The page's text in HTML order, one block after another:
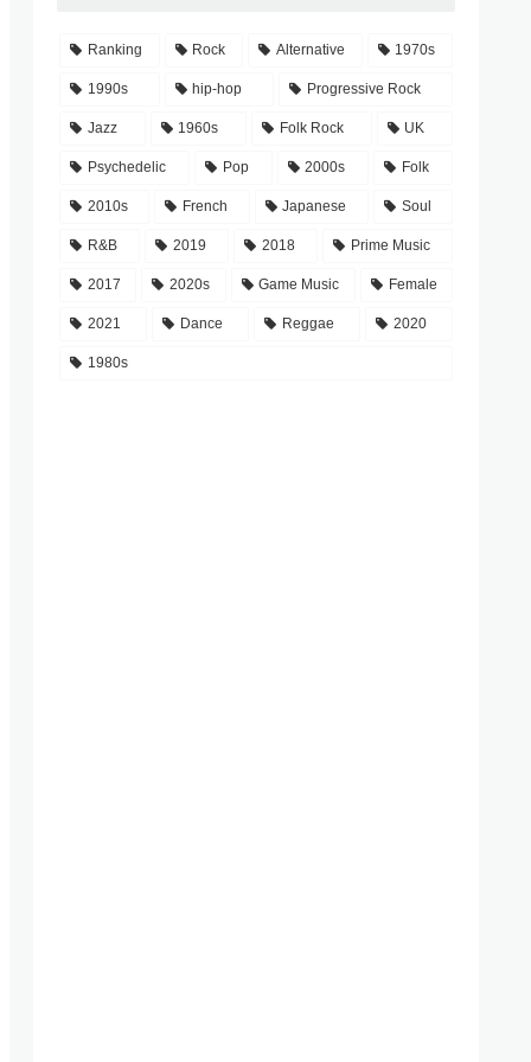
Ranking Rock Alternative 1970s
1990s hip-hop Progressive Rock
Jazz 1960s Folk Rock UK
Psychedelic Pop 2000s Folk
2010s French Japanese Soul
R&B 2019 2018 Prime Music
2017 2020s Game Music Female
2021 Dance Reggae 2020
1980s